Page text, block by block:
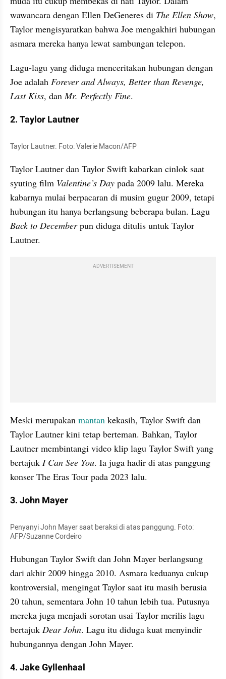
wawancara dengan Ellen DeGeneres di The Ellen Show,
Taylor mengisyaratkan bahwa Joe mengakhiri hubungan
asmara mereka hanya lewat sambungan telepon.
Lagu-lagu yang diduga menceritakan hubungan dengan
Joe adalah Forever and Always, Better than Revenge,
Last Kiss, dan Mr. Perfectly Fine.
2. Taylor Lautner
Taylor Lautner. Foto: Valerie Macon/AFP
Taylor Lautner dan Taylor Swift kabarkan cinlok saat
syuting film Valentine’s Day pada 2009 lalu. Mereka
kabarnya mulai berpacaran di musim gugur 2009, tetapi
Back to December pun diduga ditulis untuk Taylor
Lautner.
ADVERTISEMENT
Meski merupakan mantan kekasih, Taylor Swift dan
Taylor Lautner kini tetap berteman. Bahkan, Taylor
Lautner membintangi video klip lagu Taylor Swift yang
bertajuk I Can See You. Ia juga hadir di atas panggung
konser The Eras Tour pada 2023 lalu.
3. John Mayer
Penyanyi John Mayer saat beraksi di atas panggung. Foto:
AFP/Suzanne Cordeiro
Hubungan Taylor Swift dan John Mayer berlangsung
dari akhir 2009 hingga 2010. Asmara keduanya cukup
kontroversial, mengingat Taylor saat itu masih berusia
20 tahun, sementara John 10 tahun lebih tua. Putusnya
mereka juga menjadi sorotan usai Taylor merilis lagu
bertajuk Dear John. Lagu itu diduga kuat menyindir
hubungannya dengan John Mayer.
4. Jake Gyllenhaal